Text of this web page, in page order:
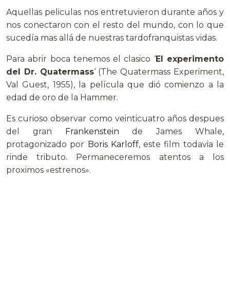
Aquellas peliculas nos entretuvieron durante años y
nos conectaron con el resto del mundo, con lo que
sucedía mas allá de nuestras tardofranquistas vidas.
Para abrir boca tenemos el clasico ‘El experimento
del Dr. Quatermass‘ (The Quatermass Experiment,
Val Guest, 1955), la película que dió comienzo a la
edad de oro de la Hammer.
Es curioso observar como veinticuatro años despues
del gran Frankenstein de James Whale,
protagonizado por Boris Karloff, este film todavia le
rinde tributo. Permaneceremos atentos a los
proximos «estrenos».